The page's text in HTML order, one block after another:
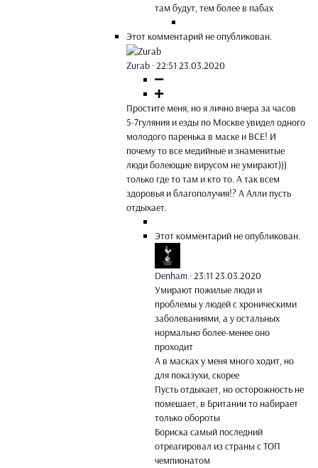
там будут, тем более в пабах
Этот комментарий не опубликован.
Zurab ·22:51 23.03.2020
Простите меня, но я лично вчера за часов
5-7гуляния и езды по Москве увидел одного
молодого паренька в маске и ВСЕ! И
почему то все медийные и знаменитые
люди болеющие вирусом не умирают)))
только где то там и кто то. А так всем
здоровья и благополучия!? А Алли пусть
отдыхает.
Этот комментарий не опубликован.
Denham ·23:11 23.03.2020
Умирают пожилые люди и
проблемы у людей с хроническими
заболеваниями, а у остальных
нормально более-менее оно
проходит
А в масках у меня много ходит, но
для показухи, скорее
Пусть отдыхает, но осторожность не
помешает, в Британии то набирает
только обороты
Бориска самый последний
отреагировал из страны с ТОП
чемпионатом